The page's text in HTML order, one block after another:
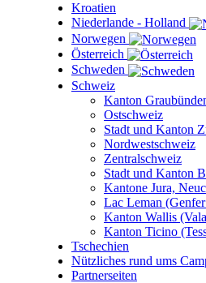
Kroatien
Niederlande - Holland
Norwegen
Österreich
Schweden
Schweiz
Kanton
Ostschweiz
Stadt und Kanton
Nordwestschweiz
Zentralschweiz
Stadt und Kanton
Kantone Jura,
Lac Leman
Kanton Wallis
Kanton Ticino
Tschechien
Nützliches rund ums
Partnerseiten